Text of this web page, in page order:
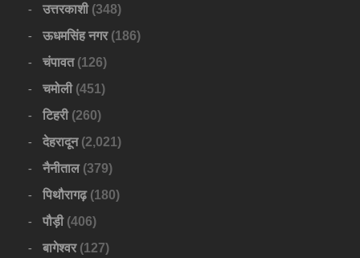
उत्तरकाशी(348)
ऊधमसिंह नगर(186)
चंपावत(126)
चमोली(451)
टिहरी(260)
देहरादून(2,021)
नैनीताल(379)
पिथौरागढ़(180)
पौड़ी(406)
बागेश्वर(127)